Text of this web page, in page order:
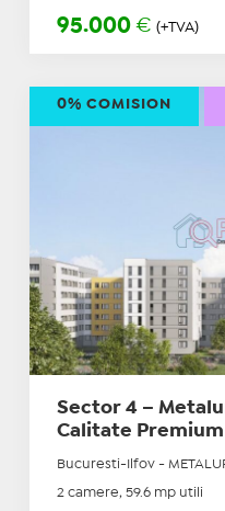
95.000 € (+TVA)
Sector 4 –
Calitate Premium
Bucuresti-Ilfov -
2 camere, 59.6 mp utili
0% COMISION